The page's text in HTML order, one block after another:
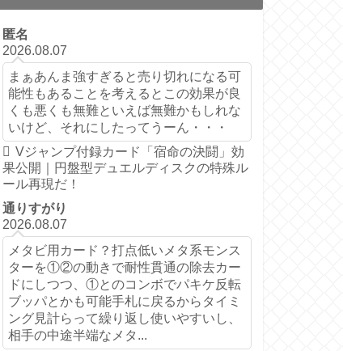
匿名
2026.08.07
まぁあんま強すぎると売り切れになる可
能性もあることを考えるとこの効果が良
くも悪くも無難といえば無難かもしれな
いけど、それにしたってうーん・・・
Vジャンプ付録カード「宿命の決闘」効
果公開｜円盤型デュエルディスクの特殊ル
ール再現だ！
通りすがり
2026.08.07
メタビ用カード？打点低いメタ系モンス
ターを①②の動きで耐性貫通の除去カー
ドにしつつ、①とのコンボでパキケ反転
ブッパとかも可能手札に戻るからタイミ
ング見計らって繰り返し使いやすいし、
相手の中途半端なメタ...